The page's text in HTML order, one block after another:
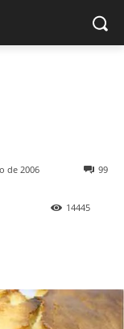
de 2006 99
14445